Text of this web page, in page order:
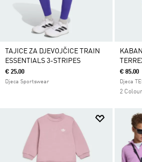
TAJICE ZA DJEVOJČICE TRAIN
ESSENTIALS 3-STRIPES
€ 25.00
Djeca Sportswear
€ 85.00
Djeca
2